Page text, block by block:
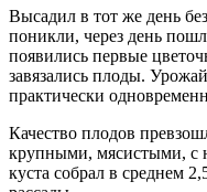
Высадил в тот же день
поникли, через день
появились первые
завязались плоды.
практически
Качество плодов
крупными, мясистыми, с
куста собрал в среднем